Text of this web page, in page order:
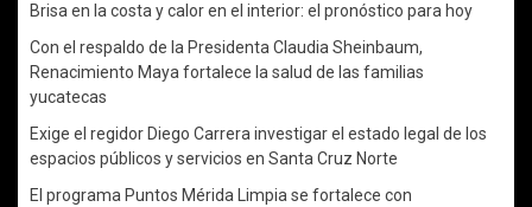
Brisa en la costa y calor en el interior: el pronóstico para hoy
Con el respaldo de la Presidenta Claudia Sheinbaum,
Renacimiento Maya fortalece la salud de las familias
yucatecas
Exige el regidor Diego Carrera investigar el estado legal de los
espacios públicos y servicios en Santa Cruz Norte
El programa Puntos Mérida Limpia se fortalece con